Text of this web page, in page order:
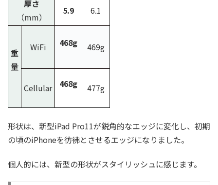
厚さ
（mm）
5.9 6.1
重
量
WiFi 468g 469g
Cellular 468g 477g
形状は、新型iPad Pro11が鋭角的なエッジに変化し、初期
の頃のiPhoneを彷彿とさせるエッジになりました。
個人的には、新型の形状がスタイリッシュに感じます。